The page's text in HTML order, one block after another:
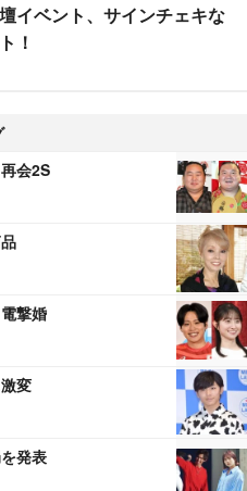
イベント、サインチェキな
！
会2S
撃婚
変
発表